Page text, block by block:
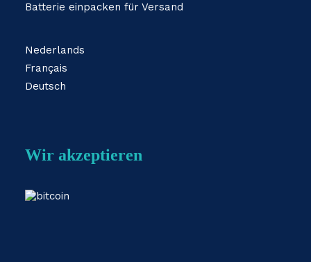
Batterie einpacken für Versand
Nederlands
Français
Deutsch
Wir akzeptieren